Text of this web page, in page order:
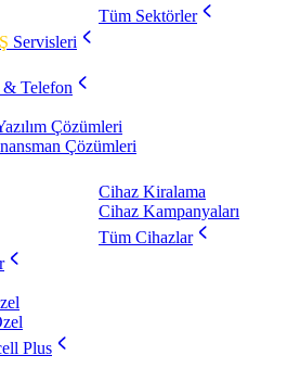
Tüm Sektörler
Servisleri
Telefon
Çözümleri
Çözümleri
Cihaz Kiralama
Cihaz Kampanyaları
Tüm Cihazlar
Plus